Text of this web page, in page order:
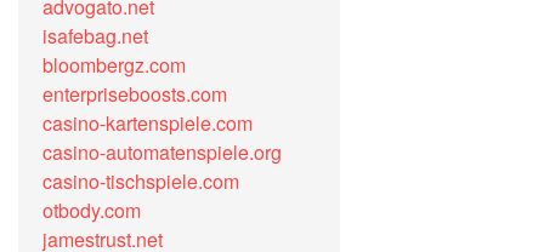
advogato.net
isafebag.net
bloombergz.com
enterpriseboosts.com
casino-kartenspiele.com
casino-automatenspiele.org
casino-tischspiele.com
otbody.com
jamestrust.net